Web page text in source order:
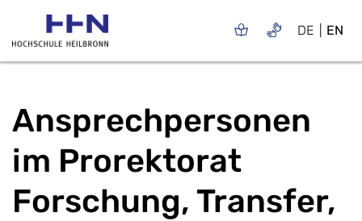
DE EN
Ansprechpersonen
im Prorektorat
Forschung, Transfer,